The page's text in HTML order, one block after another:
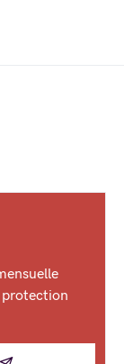
protection